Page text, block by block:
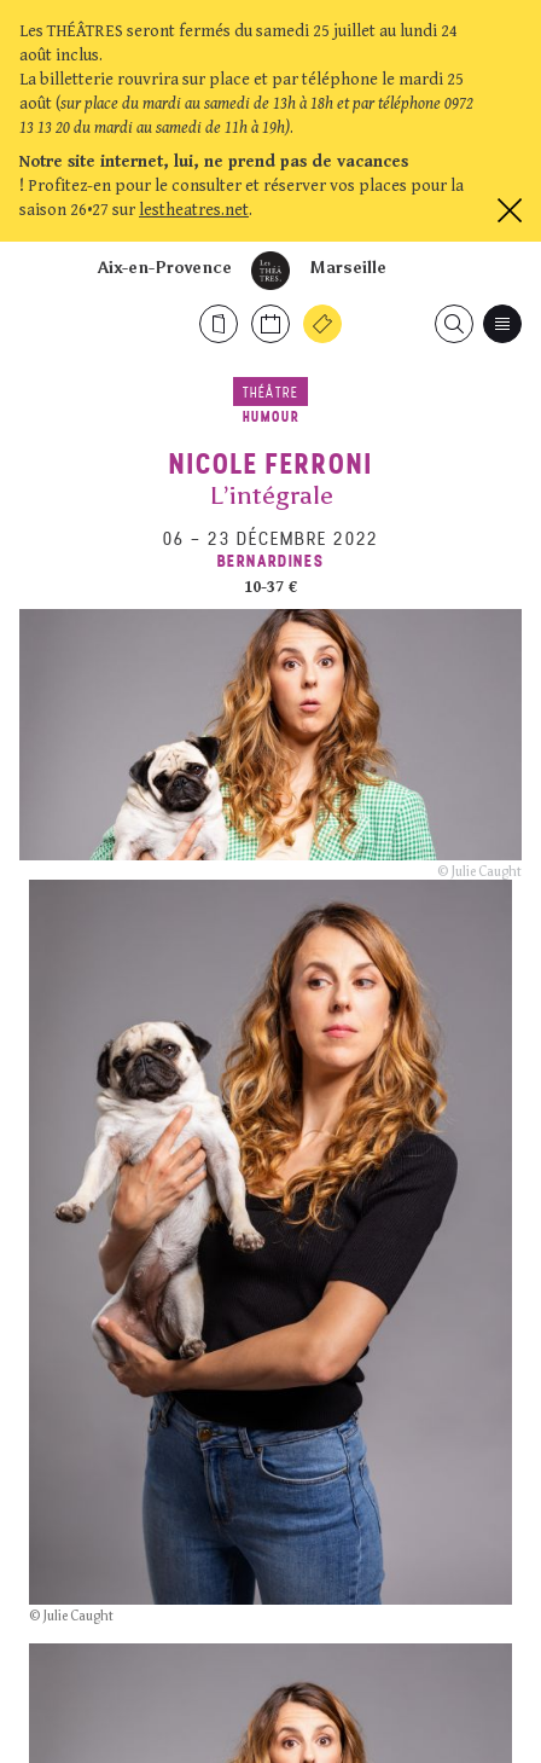
Les THÉÂTRES seront fermés du samedi 25 juillet au lundi 24
août inclus.
La billetterie rouvrira sur place et par téléphone le mardi 25
août (sur place du mardi au samedi de 13h à 18h et par téléphone 0972
13 13 20 du mardi au samedi de 11h à 19h).
Notre site internet, lui, ne prend pas de vacances
! Profitez-en pour le consulter et réserver vos places pour la
saison 26•27 sur lestheatres.net.
Marseille
Aix-en-Provence
THÉÂTRE
HUMOUR
NICOLE FERRONI
L’intégrale
06 – 23 DÉCEMBRE 2022
BERNARDINES
10-37 €
© Julie Caught
© Julie Caught